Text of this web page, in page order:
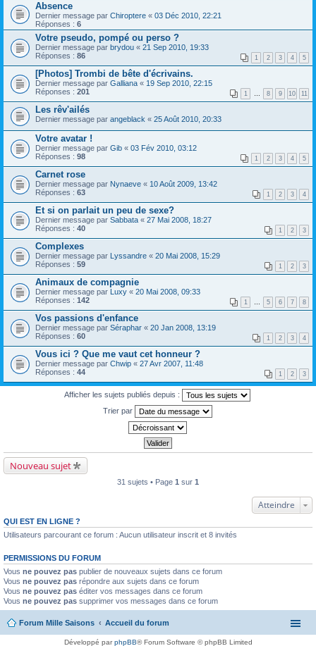
Absence
Dernier message par Chiroptere « 03 Déc 2010, 22:21
Réponses : 6
Votre pseudo, pompé ou perso ?
Dernier message par brydou « 21 Sep 2010, 19:33
Réponses : 86 1 2 3 4 5
[Photos] Trombi de bête d'écrivains.
Dernier message par Galliana « 19 Sep 2010, 22:15
Réponses : 201 1 … 8 9 10 11
Les rêv'ailés
Dernier message par angeblack « 25 Août 2010, 20:33
Votre avatar !
Dernier message par Gib « 03 Fév 2010, 03:12
Réponses : 98 1 2 3 4 5
Carnet rose
Dernier message par Nynaeve « 10 Août 2009, 13:42
Réponses : 63 1 2 3 4
Et si on parlait un peu de sexe?
Dernier message par Sabbata « 27 Mai 2008, 18:27
Réponses : 40 1 2 3
Complexes
Dernier message par Lyssandre « 20 Mai 2008, 15:29
Réponses : 59 1 2 3
Animaux de compagnie
Dernier message par Luxy « 20 Mai 2008, 09:33
Réponses : 142 1 … 5 6 7 8
Vos passions d'enfance
Dernier message par Séraphar « 20 Jan 2008, 13:19
Réponses : 60 1 2 3 4
Vous ici ? Que me vaut cet honneur ?
Dernier message par Chwip « 27 Avr 2007, 11:48
Réponses : 44 1 2 3
Afficher les sujets publiés depuis :
Trier par
Nouveau sujet
31 sujets • Page 1 sur 1
Atteindre
QUI EST EN LIGNE ?
Utilisateurs parcourant ce forum : Aucun utilisateur inscrit et 8 invités
PERMISSIONS DU FORUM
Vous ne pouvez pas publier de nouveaux sujets dans ce forum
Vous ne pouvez pas répondre aux sujets dans ce forum
Vous ne pouvez pas éditer vos messages dans ce forum
Vous ne pouvez pas supprimer vos messages dans ce forum
Forum Mille Saisons Accueil du forum
Développé parphpBB® Forum Software © phpBB Limited